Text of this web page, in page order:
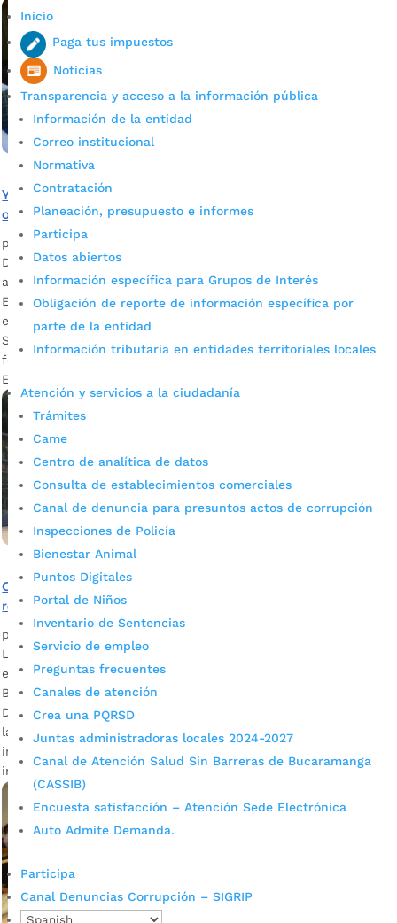
Inicio
Paga tus impuestos
Noticias
Transparencia y acceso a la información pública
Información de la entidad
Correo institucional
Normativa
Contratación
Planeación, presupuesto e informes
Participa
Datos abiertos
Información específica para Grupos de Interés
Obligación de reporte de información específica por
parte de la entidad
Información tributaria en entidades territoriales locales
Atención y servicios a la ciudadanía
Trámites
Came
Centro de analítica de datos
Consulta de establecimientos comerciales
Canal de denuncia para presuntos actos de corrupción
Inspecciones de Policía
Bienestar Animal
Puntos Digitales
Portal de Niños
Inventario de Sentencias
Servicio de empleo
Preguntas frecuentes
Canales de atención
Crea una PQRSD
Juntas administradoras locales 2024-2027
Canal de Atención Salud Sin Barreras de Bucaramanga
(CASSIB)
Encuesta satisfacción – Atención Sede Electrónica
Auto Admite Demanda.
Participa
Canal Denuncias Corrupción – SIGRIP
Ya hay 77.814 estudiantes matriculados en colegios
oficiales de Bucaramanga
por Alcaldía de Bucaramanga
De esta cifra, 5.099 son de origen venezolano y 1.909 tienen
alguna discapacidad. Ana Leonor Rueda Vivas, secretaria de
Educación del Municipio Descargar audio Es de anotar que
en el Sistema Integrado de Matrículas, SIMAT, de la
Secretaría de Educación de Bucaramanga, se encuentran
formalmente registrados dichos alumnos. La secretaria de
Educación del Municipio, Ana […]
Comunidad de Villa Rosa, sector 4, 5 y 6, contará con una
remodelada cancha múltiple para la integración social
por
La Secretaría de Infraestructura ultima detalles para hacer
entrega del espacio público ubicado en el Norte de
Bucaramanga. Wilson Rodríguez, habitante de Villa Rosa
Descargar audio Los trabajos contemplan la recuperación de
la superficie, reparación de rejas, mantenimiento de frisos e
instalación de arcos y tableros, entre otros aspectos. La
inversión asciende a los $146 […]